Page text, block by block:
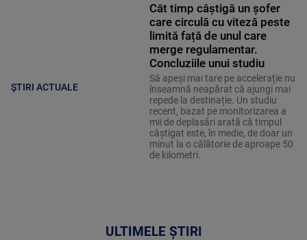
ȘTIRI ACTUALE
Cât timp câștigă un șofer
care circulă cu viteză peste
limită față de unul care
merge regulamentar.
Concluziile unui studiu
Să apeși mai tare pe accelerație nu
înseamnă neapărat că ajungi mai
repede la destinație. Un studiu
recent, bazat pe monitorizarea a
mii de deplasări arată că timpul
câștigat este, în medie, de doar un
minut la o călătorie de aproape 50
de kilometri.
ULTIMELE ȘTIRI